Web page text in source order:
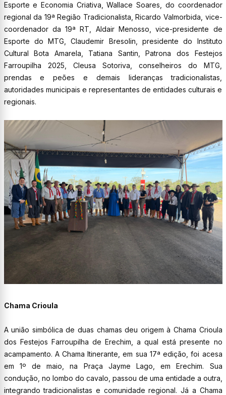
Esporte e Economia Criativa, Wallace Soares, do coordenador
regional da 19ª Região Tradicionalista, Ricardo Valmorbida, vice-
coordenador da 19ª RT, Aldair Menosso, vice-presidente de
Esporte do MTG, Claudemir Bresolin, presidente do Instituto
Cultural Bota Amarela, Tatiana Santin, Patrona dos Festejos
Farroupilha 2025, Cleusa Sotoriva, conselheiros do MTG,
prendas e peões e demais lideranças tradicionalistas,
autoridades municipais e representantes de entidades culturais e
regionais.
Chama Crioula
A união simbólica de duas chamas deu origem à Chama Crioula
dos Festejos Farroupilha de Erechim, a qual está presente no
acampamento. A Chama Itinerante, em sua 17ª edição, foi acesa
em 1º de maio, na Praça Jayme Lago, em Erechim. Sua
condução, no lombo do cavalo, passou de uma entidade a outra,
integrando tradicionalistas e comunidade regional. Já a Chama